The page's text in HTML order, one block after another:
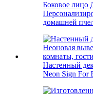
Боковое лицо
домашней
Настенный
Neon Sign For